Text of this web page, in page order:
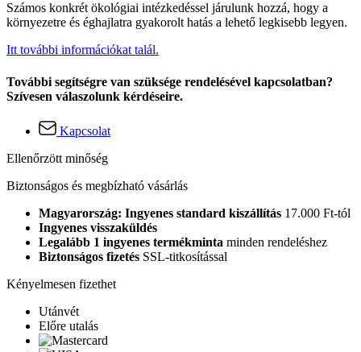
Számos konkrét ökológiai intézkedéssel járulunk hozzá, hogy a
környezetre és éghajlatra gyakorolt hatás a lehető legkisebb legyen.
Itt további információkat talál.
További segítségre van szüksége rendelésével kapcsolatban?
Szívesen válaszolunk kérdéseire.
Kapcsolat
Ellenőrzött minőség
Biztonságos és megbízható vásárlás
Magyarország: Ingyenes standard kiszállítás 17.000 Ft-tól
Ingyenes visszaküldés
Legalább 1 ingyenes termékminta minden rendeléshez
Biztonságos fizetés SSL-titkosítással
Kényelmesen fizethet
Utánvét
Előre utalás